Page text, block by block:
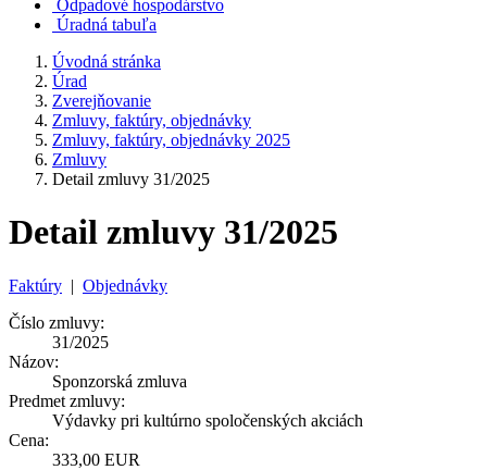
Odpadové hospodárstvo
Úradná tabuľa
Úvodná stránka
Úrad
Zverejňovanie
Zmluvy, faktúry, objednávky
Zmluvy, faktúry, objednávky 2025
Zmluvy
Detail zmluvy 31/2025
Detail zmluvy 31/2025
Faktúry | Objednávky
Číslo zmluvy:
31/2025
Názov:
Sponzorská zmluva
Predmet zmluvy:
Výdavky pri kultúrno spoločenských akciách
Cena:
333,00 EUR